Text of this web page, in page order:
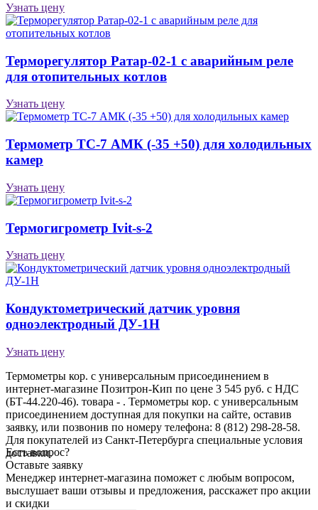
Узнать цену
Терморегулятор Ратар-02-1 с аварийным реле
для отопительных котлов
Узнать цену
Термометр ТС-7 АМК (-35 +50) для холодильных
камер
Узнать цену
Термогигрометр Ivit-s-2
Узнать цену
Кондуктометрический датчик уровня
одноэлектродный ДУ-1Н
Узнать цену
Термометры кор. с универсальным присоединением в
интернет-магазине Позитрон-Кип по цене 3 545 руб. с НДС
(БТ-44.220-46). товара - . Термометры кор. с универсальным
присоединением доступная для покупки на сайте, оставив
заявку, или позвонив по номеру телефона: 8 (812) 298-28-58.
Для покупателей из Санкт-Петербурга специальные условия
доставки.
Есть вопрос?
Оставьте заявку
Менеджер интернет-магазина поможет с любым вопросом,
выслушает ваши отзывы и предложения, расскажет про акции
и скидки